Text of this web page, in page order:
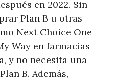
en 2022. Sin
Plan B u otras
Next Choice One
Way en farmacias
y no necesita una
B. Además,